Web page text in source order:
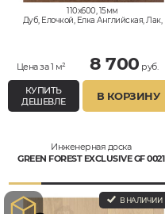
110x600, 15мм
Дуб, Елочкой, Елка Английская, Лак,
Цена за 1 м² 8 700 руб.
КУПИТЬ
ДЕШЕВЛЕ
В КОРЗИНУ
Инженерная доска
GREEN FOREST EXCLUSIVE GF 0021
В НАЛИЧИИ